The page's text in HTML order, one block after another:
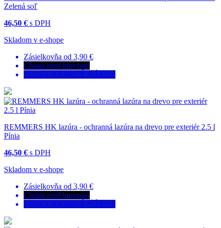
Zelená soľ
46,50 € s DPH
Skladom v e-shope
Zásielkovňa od 3,90 €
Chráni pred hmyzom
ZĽAVA NA PRVÝ NÁKUP
REMMERS HK lazúra - ochranná lazúra na drevo pre exteriér 2.5 l
Pínia
46,50 € s DPH
Skladom v e-shope
Zásielkovňa od 3,90 €
Chráni pred hmyzom
ZĽAVA NA PRVÝ NÁKUP